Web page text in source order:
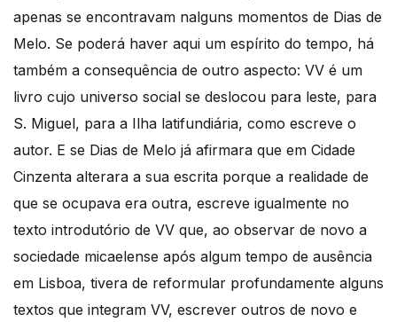
apenas se encontravam nalguns momentos de Dias de
Melo. Se poderá haver aqui um espírito do tempo, há
também a consequência de outro aspecto: VV é um
livro cujo universo social se deslocou para leste, para
S. Miguel, para a Ilha latifundiária, como escreve o
autor. E se Dias de Melo já afirmara que em Cidade
Cinzenta alterara a sua escrita porque a realidade de
que se ocupava era outra, escreve igualmente no
texto introdutório de VV que, ao observar de novo a
sociedade micaelense após algum tempo de ausência
em Lisboa, tivera de reformular profundamente alguns
textos que integram VV, escrever outros de novo e